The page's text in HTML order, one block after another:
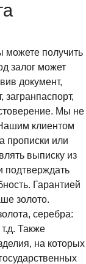
можете получить
залог может
документ,
Мы не
клиентом
прописки или
выписку из
подтверждать
Гарантией
золото.
серебра:
Также
на которых